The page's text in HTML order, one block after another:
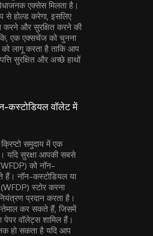
एक्सेस मिलता है।
होल्ड करेगा, इसलिए
और सुरक्षित करने की
एक एक्सचेंज को चुनना
को लागू करता है ताकि आप
सुरक्षित और अच्छे हाथों
कस्टोडियल वॉलेट में
समुदाय में एक
यदि सुरक्षा आपकी सबसे
को नॉन-
हैं। नॉन-कस्टोडियल या
स्टोर करना
प्रदान करता है।
कर सकते हैं, जिसमें
पेपर वॉलेट्स शामिल हैं।
हो सकता है यदि आप